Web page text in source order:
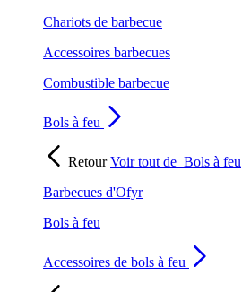
Chariots de barbecue
Accessoires barbecues
Combustible barbecue
Bols à feu
RetourVoir tout de Bols à feu
Barbecues d'Ofyr
Bols à feu
Accessoires de bols à feu